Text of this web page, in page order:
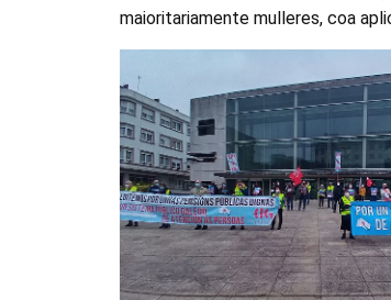
maioritariamente mulleres, coa